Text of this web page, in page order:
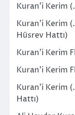
Kuran’i Kerim
Kuran’i Kerim
Hüsrev Hattı)
Kuran’i Kerim
Kuran’i Kerim
Kuran’i Kerim
Hattı)